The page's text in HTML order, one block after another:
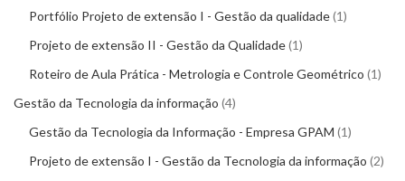
Portfólio Projeto de extensão I - Gestão da qualidade 1
Projeto de extensão II - Gestão da Qualidade 1
Roteiro de Aula Prática - Metrologia e Controle Geométrico 1
Gestão da Tecnologia da informação 4
Gestão da Tecnologia da Informação - Empresa GPAM 1
Projeto de extensão I - Gestão da Tecnologia da informação 2